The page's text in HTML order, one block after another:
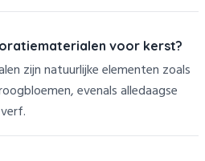
voor kerst?
zijn natuurlijke elementen zoals
evenals alledaagse